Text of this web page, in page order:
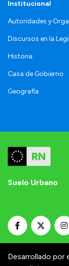
Institucional
Autoridades y
Discursos en la
Historia
Casa de Gobierno
Geografía
Suelo Urbano
Desarrollado por